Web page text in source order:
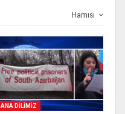
Hamısı
ANA DILIMIZ